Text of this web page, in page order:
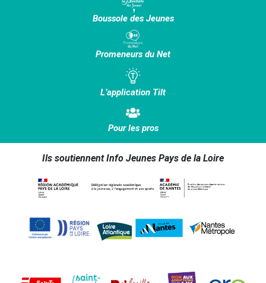
Boussole des Jeunes
Promeneurs du Net
L’application Tilt
Pour les pros
Ils soutiennent Info Jeunes Pays de la Loire